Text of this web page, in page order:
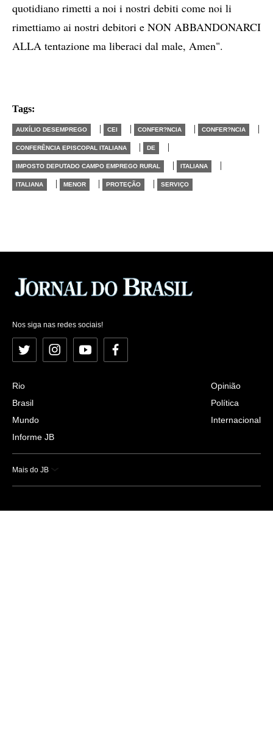
quotidiano rimetti a noi i nostri debiti come noi li
rimettiamo ai nostri debitori e NON ABBANDONARCI
ALLA tentazione ma liberaci dal male, Amen".
Tags:
AUXÍLIO DESEMPREGO | CEI | CONFER?NCIA | CONFER?NCIA |
CONFERÊNCIA EPISCOPAL ITALIANA | DE |
IMPOSTO DEPUTADO CAMPO EMPREGO RURAL | ITALIANA |
ITALIANA | MENOR | PROTEÇÃO | SERVIÇO
Nos siga nas redes sociais!
Twitter InstagramYouTubeFacebook
Rio
Brasil
Mundo
Informe JB
Opinião
Política
Internacional
Mais do JB
Esportes